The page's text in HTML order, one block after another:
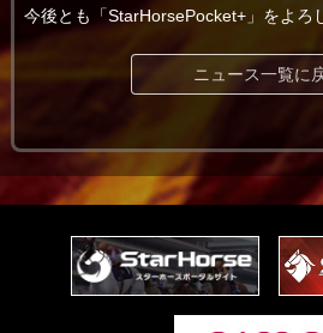
今後とも「StarHorsePocket+」をよろ
ニュース一覧に